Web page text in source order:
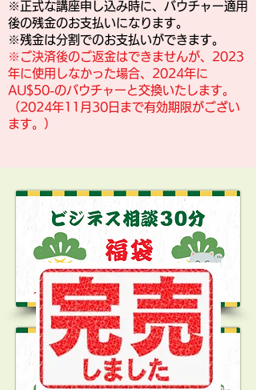
※正式な講座申し込み時に、バウチャー適用
後の残金のお支払いになります。
※残金は分割でのお支払いができます。
​※ご決済後のご返金はできませんが、2023
年に使用しなかった場合、2024年に
AU$50-のバウチャーと交換いたします。
（2024年11月30日まで有効期限がござい
ます。）